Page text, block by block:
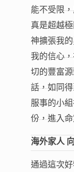
能不受限
真是超越
神擴張我
我的信心
切的豐富
話，如同
服事的小
份，進入
海外家人
通過這次